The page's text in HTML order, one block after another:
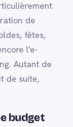
de
fêtes,
l'e-
Autant de
de suite,
budget